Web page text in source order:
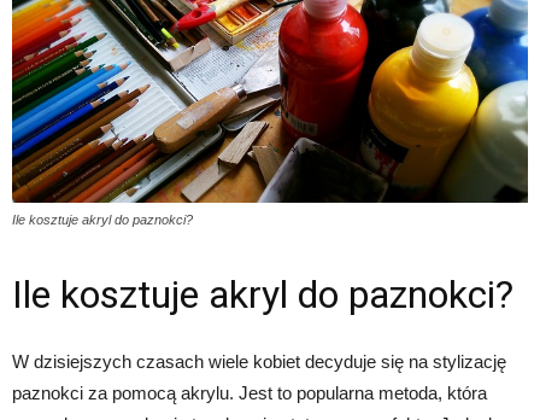
Ile kosztuje akryl do paznokci?
Ile kosztuje akryl do paznokci?
W dzisiejszych czasach wiele kobiet decyduje się na stylizację
paznokci za pomocą akrylu. Jest to popularna metoda, która